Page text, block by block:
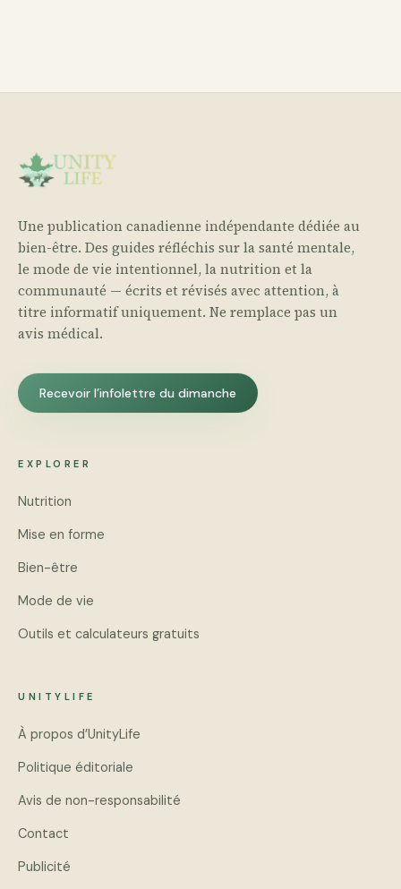
Une publication canadienne indépendante dédiée au
bien-être. Des guides réfléchis sur la santé mentale,
le mode de vie intentionnel, la nutrition et la
communauté — écrits et révisés avec attention, à
titre informatif uniquement. Ne remplace pas un
avis médical.
Recevoir l’infolettre du dimanche
EXPLORER
Nutrition
Mise en forme
Bien-être
Mode de vie
Outils et calculateurs gratuits
UNITYLIFE
À propos d’UnityLife
Politique éditoriale
Avis de non-responsabilité
Contact
Publicité